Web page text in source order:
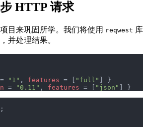
HTTP 请求
目来巩固所学。我们将使用 reqwest 库
并处理结果。
= "1" , features = [ "full"
] }
= "0.11" , features = [ "json"
] }
;